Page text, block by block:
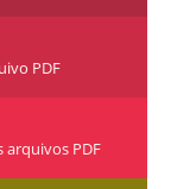
PDF
arquivos PDF